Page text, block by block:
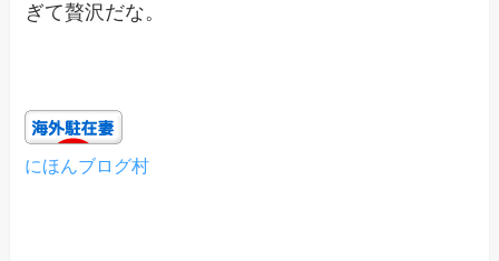
ぎて贅沢だな。
にほんブログ村